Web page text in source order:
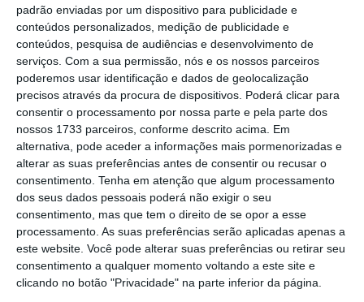
padrão enviadas por um dispositivo para publicidade e
conteúdos personalizados, medição de publicidade e
conteúdos, pesquisa de audiências e desenvolvimento de
serviços. Com a sua permissão, nós e os nossos parceiros
poderemos usar identificação e dados de geolocalização
precisos através da procura de dispositivos. Poderá clicar para
consentir o processamento por nossa parte e pela parte dos
nossos 1733 parceiros, conforme descrito acima. Em
alternativa, pode aceder a informações mais pormenorizadas e
alterar as suas preferências antes de consentir ou recusar o
consentimento. Tenha em atenção que algum processamento
dos seus dados pessoais poderá não exigir o seu
consentimento, mas que tem o direito de se opor a esse
processamento. As suas preferências serão aplicadas apenas a
este website. Você pode alterar suas preferências ou retirar seu
consentimento a qualquer momento voltando a este site e
clicando no botão "Privacidade" na parte inferior da página.
A eDreams ODIGEO aponta que estes
resultados se devem às“reservas sólidas”,
que cresceram 1%, e ao“crescimento na
margem de receitas”, que aumentou 7%.
Neste trimestre, a margem de receitas fixou-
se, assim, em 134,6 milhões de euros, contra
um total de 125,3 milhões de euros no mesmo
período de 2017.
Por seu lado, o EBITDA (lucros antes de juros,
impostos, depreciação e amortização) atingiu